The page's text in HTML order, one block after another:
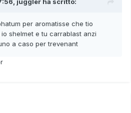
per aromatisse che tio
shelmet e tu carrablast anzi
a caso per trevenant